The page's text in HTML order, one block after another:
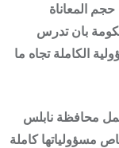
المعاناة
بان تدرس
الكاملة تجاه ما
محافظة نابلس
مسؤولياتها كاملة